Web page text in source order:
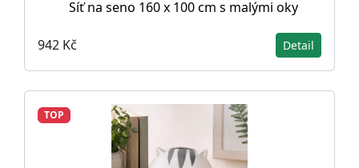
Síť na seno 160 x 100 cm s malými oky
942 Kč Detail
TOP